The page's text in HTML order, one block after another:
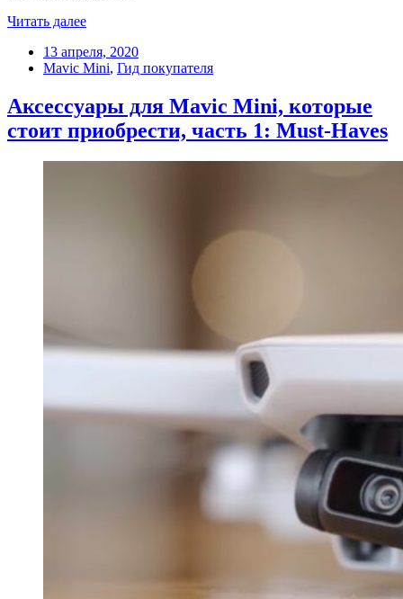
Читать далее
13 апреля, 2020
Mavic Mini, Гид покупателя
Аксессуары для Mavic Mini, которые
стоит приобрести, часть 1: Must-Haves